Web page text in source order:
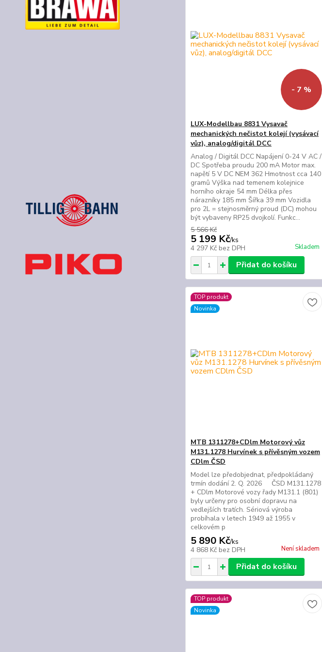
- 7 %
LUX-Modellbau 8831 Vysavač
mechanických nečistot kolejí (vysávací
vůz), analog/digitál DCC
Analog / Digitál DCC Napájení 0-24 V AC /
DC Spotřeba proudu 200 mA Motor max.
napětí 5 V DC NEM 362 Hmotnost cca 140
gramů Výška nad temenem kolejnice
horního okraje 54 mm Délka přes
nárazníky 185 mm Šířka 39 mm Vozidla
pro 2L = stejnosměrný proud (DC) mohou
být vybaveny RP25 dvojkolí. Funkc...
5 566 Kč
5 199 Kč/ks
4 297 Kč bez DPH Skladem
Přidat do košíku
TOP produkt
Novinka
MTB 1311278+CDlm Motorový vůz
M131.1278 Hurvínek s přívěsným vozem
CDlm ČSD
Model lze předobjednat, předpokládaný
trmín dodání 2. Q. 2026 ČSD M131.1278
+ CDlm Motorové vozy řady M131.1 (801)
byly určeny pro osobní dopravu na
vedlejších tratích. Sériová výroba
probíhala v letech 1949 až 1955 v
celkovém p
5 890 Kč/ks
4 868 Kč bez DPH Není skladem
Přidat do košíku
TOP produkt
Novinka